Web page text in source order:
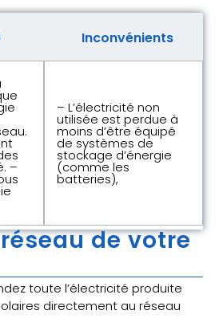
Inconvénients
–
– L’électricité non
utilisée est perdue à
moins d’être équipé
de systèmes de
stockage d’énergie
(comme les
batteries),
de votre
toute l’électricité produite
directement au réseau